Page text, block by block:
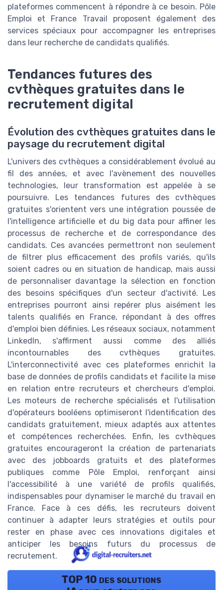
plateformes commencent à répondre à ce besoin. Pôle
Emploi et France Travail proposent également des
services spéciaux pour accompagner les entreprises
dans leur recherche de candidats qualifiés.
Tendances futures des
cvthèques gratuites dans le
recrutement digital
Évolution des cvthèques gratuites dans le
paysage du recrutement digital
L'univers des cvthèques a considérablement évolué au
fil des années, et avec l'avènement des nouvelles
technologies, leur transformation est appelée à se
poursuivre. Les tendances futures des cvthèques
gratuites s'orientent vers une intégration poussée de
l'intelligence artificielle et du big data pour affiner les
processus de recherche et de correspondance des
candidats. Ces avancées permettront non seulement
de filtrer plus efficacement des profils variés, qu'ils
soient cadres ou en situation de handicap, mais aussi
de personnaliser davantage la sélection en fonction
des besoins spécifiques d'un secteur d'activité. Les
entreprises pourront ainsi repérer plus aisément les
talents qualifiés en France, répondant à des offres
d'emploi bien définies. Les réseaux sociaux, notamment
LinkedIn, s'affirment aussi comme des alliés
incontournables des cvthèques gratuites.
L'interconnectivité avec ces plateformes enrichit la
base de données de profils candidats et facilite la mise
en relation entre recruteurs et chercheurs d'emploi.
Les moteurs de recherche spécialisés et l'utilisation
d'opérateurs booléens optimiseront l'identification des
candidats gratuitement, mieux adaptés aux attentes
et compétences recherchées. Enfin, les cvthèques
gratuites encourageront la création de partenariats
avec des jobboards gratuits et des plateformes
publiques comme Pôle Emploi, renforçant ainsi
l'accessibilité à une variété de profils qualifiés,
indispensables pour dynamiser le marché du travail en
France. Face à ces défis, les recruteurs doivent
continuer à adapter leurs stratégies et outils pour
rester en phase avec ces innovations digitales et
anticiper les besoins futurs du processus de
recrutement.
TOP 10 des solutions